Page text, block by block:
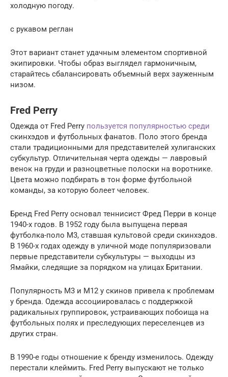
холодную погоду.
с рукавом реглан
Этот вариант станет удачным элементом спортивной
экипировки. Чтобы образ выглядел гармоничным,
старайтесь сбалансировать объемный верх зауженным
низом.
Fred Perry
Одежда от Fred Perry пользуется популярностью среди
скинхэдов и футбольных фанатов. Поло этого бренда
стали традиционными для представителей хулиганских
субкультур. Отличительная черта одежды — лавровый
венок на груди и разноцветные полоски на воротнике.
Цвета можно подбирать в тон форме футбольной
команды, за которую болеет человек.
Бренд Fred Perry основал теннисист Фред Перри в конце
1940-х годов. В 1952 году была выпущена первая
футболка-поло М3, ставшая культовой среди скинхэдов.
В 1960-х годах одежду в уличной моде популяризовали
первые представители субкультуры — выходцы из
Ямайки, следящие за порядком на улицах Британии.
Популярность М3 и М12 у скинов привела к проблемам
у бренда. Одежда ассоциировалась с поддержкой
радикальных группировок, устраивающих побоища на
футбольных полях и преследующих переселенцев из
других стран.
В 1990-е годы отношение к бренду изменилось. Одежду
перестали клеймить. Fred Perry выпускают не только